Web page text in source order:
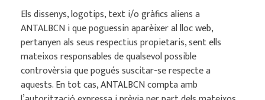
Els dissenys, logotips, text i/o gràfics aliens a
ANTALBCN i que poguessin aparèixer al lloc web,
pertanyen als seus respectius propietaris, sent ells
mateixos responsables de qualsevol possible
controvèrsia que pogués suscitar-se respecte a
aquests. En tot cas, ANTALBCN compta amb